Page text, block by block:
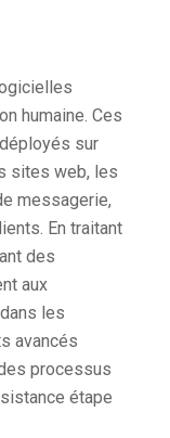
humaine. Ces
sur
sites web, les
messagerie,
En traitant
des
aux
les
avancés
processus
étape